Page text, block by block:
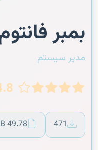
بمبر
مدیر سیستم
471
49.78 MB